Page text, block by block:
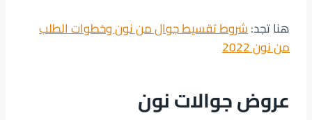
هنا تجد:شروط تقسيط جوال من نون وخطوات الطلب
من نون 2022
عروض جوالات نون